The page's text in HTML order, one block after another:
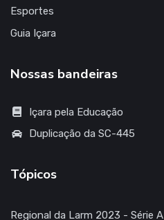
Esportes
Guia Içara
Nossas bandeiras
Içara pela Educação
Duplicação da SC-445
Tópicos
Regional da Larm 2023 - Série A